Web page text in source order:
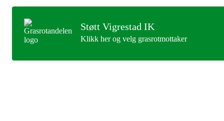
Støtt Vigrestad IK
Klikk her og velg grasrotmottaker